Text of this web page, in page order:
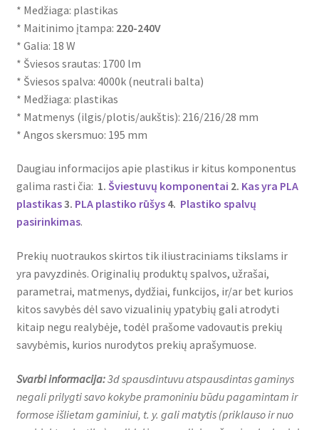
* Medžiaga: plastikas
* Maitinimo įtampa: 220-240V
* Galia: 18 W
* Šviesos srautas: 1700 lm
* Šviesos spalva: 4000k (neutrali balta)
* Medžiaga: plastikas
* Matmenys (ilgis/plotis/aukštis): 216/216/28 mm
* Angos skersmuo: 195 mm
Daugiau informacijos apie plastikus ir kitus komponentus
galima rasti čia: 1. Šviestuvų komponentai 2. Kas yra PLA
plastikas3. PLA plastiko rūšys4. Plastiko spalvų
pasirinkimas.
Prekių nuotraukos skirtos tik iliustraciniams tikslams ir
yra pavyzdinės. Originalių produktų spalvos, užrašai,
parametrai, matmenys, dydžiai, funkcijos, ir/ar bet kurios
kitos savybės dėl savo vizualinių ypatybių gali atrodyti
kitaip negu realybėje, todėl prašome vadovautis prekių
savybėmis, kurios nurodytos prekių aprašymuose.
Svarbi informacija:3d spausdintuvu atspausdintas gaminys
negali prilygti savo kokybe pramoniniu būdu pagamintam ir
formose išlietam gaminiui, t. y. gali matytis (priklauso ir nuo